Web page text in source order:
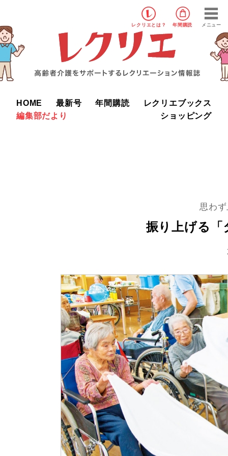
レクリエ とは？ 年間購読 メニュー
HOME 最新号 年間購読
レクリエブックス
編集部だより
ショッピング
思わ
振り上げる「